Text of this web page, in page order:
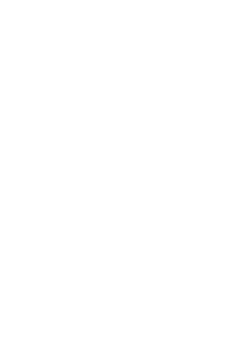
耕企业级SaaS产品领域，熟悉敏捷开发流程
量保障能力。测试策略：擅长复杂项目的测
调资源，通过前置分析与过程改进，累计将
保障：具备自动化测试实施与专项测试（如数
试方法，提升回归效率并有效预防深层次缺
进：关注测试效能提升，能主动识别团队协作
具落地改进措施，提升团队整体工作效率。
为测试代表在项目中有效推动问题解决，具
最佳实践。将测试设计技术、测试管理知识